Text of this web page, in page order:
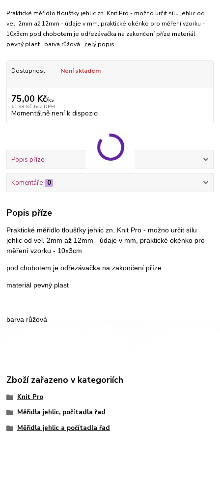
Praktické měřidlo tloušťky jehlic zn. Knit Pro - možno určit sílu jehlic od
vel. 2mm až 12mm - údaje v mm, praktické okénko pro měření vzorku -
10x3cm pod chobotem je odřezávačka na zakončení příze materiál
pevný plast barva růžová celý popis
Dostupnost Není skladem
75,00 Kč/ks
61,98 Kč bez DPH
Momentálně není k dispozici
Popis příze
Komentáře 0
Popis příze
Praktické měřidlo tloušťky jehlic zn. Knit Pro - možno určit sílu
jehlic od vel. 2mm až 12mm - údaje v mm, praktické okénko pro
měření vzorku - 10x3cm
pod chobotem je odřezávačka na zakončení příze
materiál pevný plast
barva růžová
Zboží zařazeno v kategoriích
Knit Pro
Měřidla jehlic, počítadla řad
Měřidla jehlic a počítadla řad